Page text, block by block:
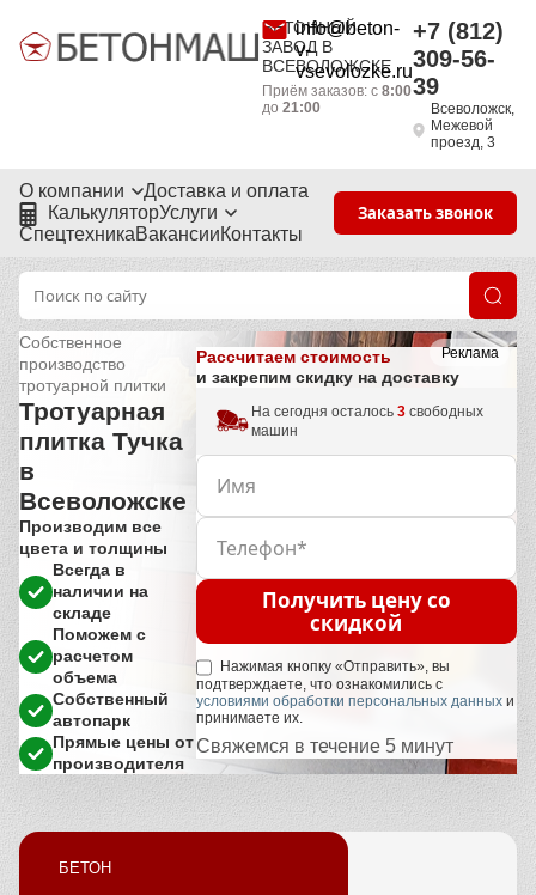
БЕТОННЫЙ
ЗАВОД В
ВСЕВОЛОЖСКЕ
info@beton-
v-
vsevolozke.ru
Приём заказов: с 8:00
до 21:00
+7 (812)
309-56-
39
Всеволожск,
Межевой
проезд, 3
О компании
Доставка и оплата
КалькуляторУслуги
СпецтехникаВакансииКонтакты
Заказать звонок
Реклама
Собственное
производство
тротуарной плитки
Тротуарная
плитка Тучка
в
Всеволожске
Производим все
цвета и толщины
Всегда в
наличии на
складе
Поможем с
расчетом
объема
Собственный
автопарк
Прямые цены от
производителя
Рассчитаем стоимость
и закрепим скидку на доставку
На сегодня осталось 3свободных
машин
Получить цену со
скидкой
Нажимая кнопку «Отправить», вы
подтверждаете, что ознакомились с
условиями обработки персональных данныхи
принимаете их.
Свяжемся в течение 5 минут
БЕТОН